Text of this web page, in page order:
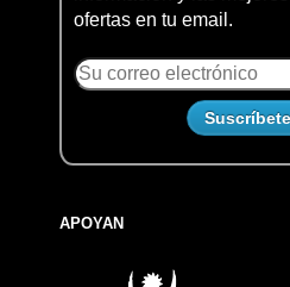
ofertas en tu email.
APOYAN